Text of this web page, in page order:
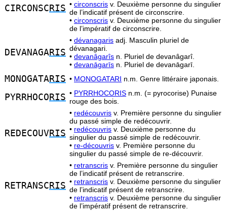
CIRCONSC RIS • circonscris v. Deuxième personne du singulier
de l’indicatif présent de circonscrire.
• circonscris v. Deuxième personne du singulier
de l’impératif de circonscrire.
DEVANAGARIS
• dévanagaris adj. Masculin pluriel de
dévanagari.
• devanâgarîs n. Pluriel de devanâgarî.
• devanāgarīs n. Pluriel de devanāgarī.
MONOGATARIS • MONOGATARI n.m. Genre littéraire japonais.
PYRRHOCO RIS • PYRRHOCORIS n.m. (= pyrocorise) Punaise
rouge des bois.
REDECOUVRIS
• redécouvris v. Première personne du singulier
du passé simple de redécouvrir.
• redécouvris v. Deuxième personne du
singulier du passé simple de redécouvrir.
• re-découvris v. Première personne du
singulier du passé simple de re-découvrir.
RETRANSC RIS
• retranscris v. Première personne du singulier
de l’indicatif présent de retranscrire.
• retranscris v. Deuxième personne du singulier
de l’indicatif présent de retranscrire.
• retranscris v. Deuxième personne du singulier
de l’impératif présent de retranscrire.